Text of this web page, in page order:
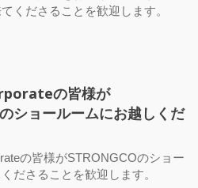
くださることを歓迎します。
の皆様が
ショールームにお越しくだ
の皆様がSTRONGCOのショー
ださることを歓迎します。